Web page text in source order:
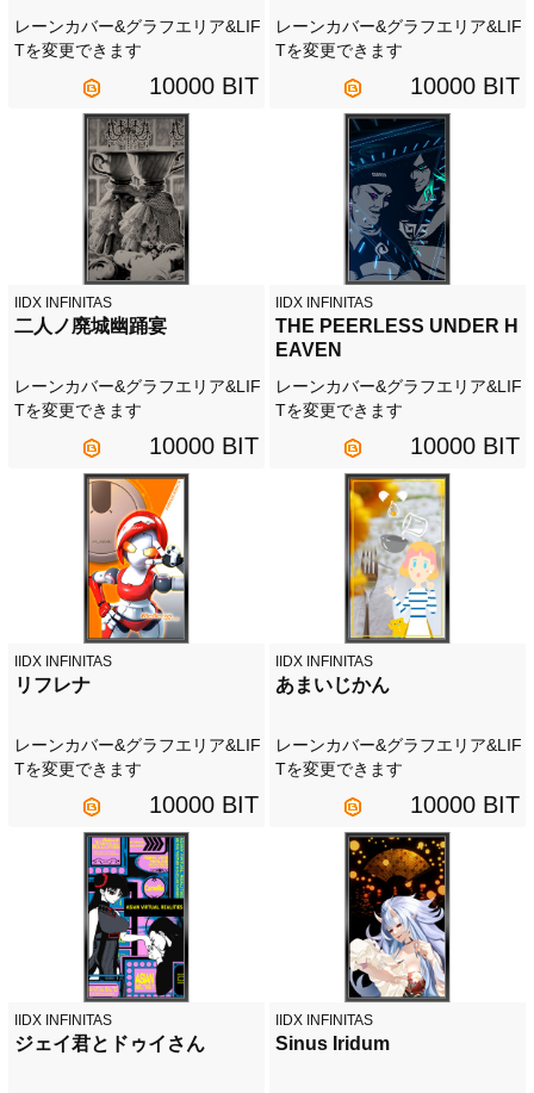
レーンカバー&グラフエリア&LIF
Tを変更できます
10000 BIT
レーンカバー&グラフエリア&LIF
Tを変更できます
10000 BIT
IIDX INFINITAS
二人ノ廃城幽踊宴
レーンカバー&グラフエリア&LIF
Tを変更できます
10000 BIT
IIDX INFINITAS
THE PEERLESS UNDER H
EAVEN
レーンカバー&グラフエリア&LIF
Tを変更できます
10000 BIT
IIDX INFINITAS
リフレナ
レーンカバー&グラフエリア&LIF
Tを変更できます
10000 BIT
IIDX INFINITAS
あまいじかん
レーンカバー&グラフエリア&LIF
Tを変更できます
10000 BIT
IIDX INFINITAS
ジェイ君とドゥイさん
IIDX INFINITAS
Sinus Iridum